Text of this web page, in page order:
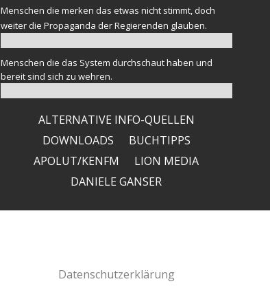
Menschen die merken das etwas nicht stimmt, doch
weiter die Propaganda der Regierenden glauben.
Menschen die das System durchschaut haben und
bereit sind sich zu wehren.
ALTERNATIVE INFO-QUELLEN
DOWNLOADS
BUCHTIPPS
APOLUT/KENFM
LION MEDIA
DANIELE GANSER
Datenschutzerklärung